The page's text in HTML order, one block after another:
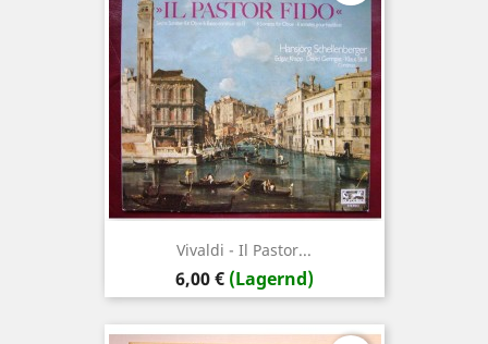
Vivaldi - Il Pastor...
Preis
6,00 € (Lagernd)